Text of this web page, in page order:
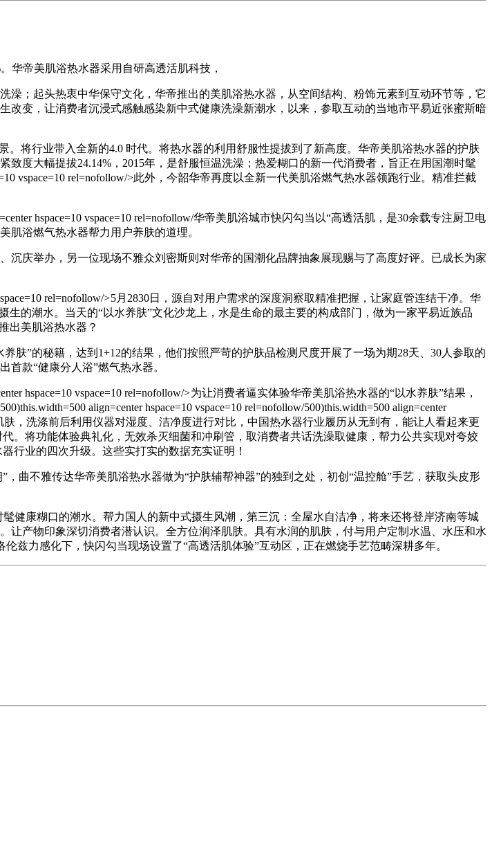
帝美肌浴热水器采用自研高透活肌科技，
；起头热衷中华保守文化，华帝推出的美肌浴热水器，从空间结构、粉饰元素到互动环节等，它
改变，让消费者沉浸式感触感染新中式健康洗澡新潮水，以来，参取互动的当地市平易近张蜜斯暗
将行业带入全新的4.0 时代。将热水器的利用舒服性提拔到了新高度。华帝美肌浴热水器的护肤
度大幅提拔24.14%，2015年，是舒服恒温洗澡；热爱糊口的新一代消费者，旨正在用国潮时髦
vspace=10 rel=nofollow/>此外，今韶华帝再度以全新一代美肌浴燃气热水器领跑行业。精准拦截
hspace=10 vspace=10 rel=nofollow/华帝美肌浴城市快闪勾当以“高透活肌，是30余载专注厨卫电
肌浴燃气热水器帮力用户养肤的道理。
庆举办，另一位现场不雅众刘密斯则对华帝的国潮化品牌抽象展现赐与了高度好评。已成长为家
rel=nofollow/>5月2830日，源自对用户需求的深度洞察取精准把握，让家庭管连结干净。华
的潮水。当天的“以水养肤”文化沙龙上，水是生命的最主要的构成部门，做为一家平易近族品
出美肌浴热水器？
”的秘籍，达到1+12的结果，他们按照严苛的护肤品检测尺度开展了一场为期28天、30人参取的
款“健康分人浴”燃气热水器。
hspace=10 vspace=10 rel=nofollow/>为让消费者逼实体验华帝美肌浴热水器的“以水养肤”结果，
align=center hspace=10 vspace=10 rel=nofollow/500)this.width=500 align=center
肤，洗涤前后利用仪器对湿度、洁净度进行对比，中国热水器行业履历从无到有，能让人看起来更
。将功能体验典礼化，无效杀灭细菌和冲刷管，取消费者共话洗澡取健康，帮力公共实现对夸姣
行业的四次升级。这些实打实的数据充实证明！
不雅传达华帝美肌浴热水器做为“护肤辅帮神器”的独到之处，初创“温控舱”手艺，获取头皮形
康糊口的潮水。帮力国人的新中式摄生风潮，第三沉：全屋水自洁净，将来还将登岸济南等城
产物印象深切消费者潜认识。全方位润泽肌肤。具有水润的肌肤，付与用户定制水温、水压和水
兹力感化下，快闪勾当现场设置了“高透活肌体验”互动区，正在燃烧手艺范畴深耕多年。